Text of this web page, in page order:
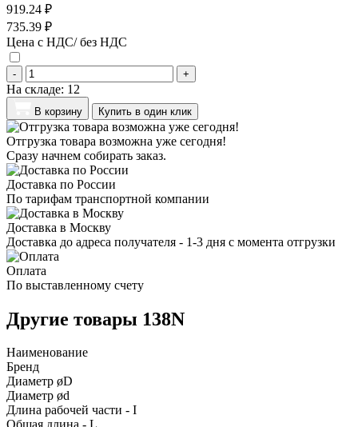
919.24 ₽
735.39 ₽
Цена с НДС/ без НДС
- +
На складе: 12
В корзину Купить в один клик
Отгрузка товара возможна уже сегодня!
Сразу начнем собирать заказ.
Доставка по России
По тарифам транспортной компании
Доставка в Москву
Доставка до адреса получателя - 1-3 дня с момента отгрузки
Оплата
По выставленному счету
Другие товары 138N
Наименование
Бренд
Диаметр øD
Диаметр ød
Длина рабочей части - I